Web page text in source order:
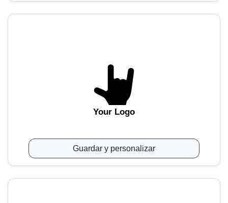
Your Logo
Guardar y personalizar